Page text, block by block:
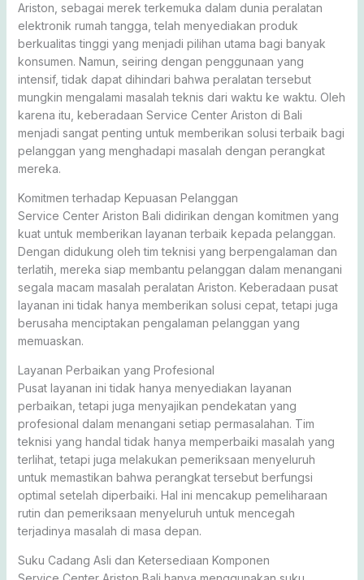
Ariston, sebagai merek terkemuka dalam dunia peralatan
elektronik rumah tangga, telah menyediakan produk
berkualitas tinggi yang menjadi pilihan utama bagi banyak
konsumen. Namun, seiring dengan penggunaan yang
intensif, tidak dapat dihindari bahwa peralatan tersebut
mungkin mengalami masalah teknis dari waktu ke waktu. Oleh
karena itu, keberadaan Service Center Ariston di Bali
menjadi sangat penting untuk memberikan solusi terbaik bagi
pelanggan yang menghadapi masalah dengan perangkat
mereka.
Komitmen terhadap Kepuasan Pelanggan
Service Center Ariston Bali didirikan dengan komitmen yang
kuat untuk memberikan layanan terbaik kepada pelanggan.
Dengan didukung oleh tim teknisi yang berpengalaman dan
terlatih, mereka siap membantu pelanggan dalam menangani
segala macam masalah peralatan Ariston. Keberadaan pusat
layanan ini tidak hanya memberikan solusi cepat, tetapi juga
berusaha menciptakan pengalaman pelanggan yang
memuaskan.
Layanan Perbaikan yang Profesional
Pusat layanan ini tidak hanya menyediakan layanan
perbaikan, tetapi juga menyajikan pendekatan yang
profesional dalam menangani setiap permasalahan. Tim
teknisi yang handal tidak hanya memperbaiki masalah yang
terlihat, tetapi juga melakukan pemeriksaan menyeluruh
untuk memastikan bahwa perangkat tersebut berfungsi
optimal setelah diperbaiki. Hal ini mencakup pemeliharaan
rutin dan pemeriksaan menyeluruh untuk mencegah
terjadinya masalah di masa depan.
Suku Cadang Asli dan Ketersediaan Komponen